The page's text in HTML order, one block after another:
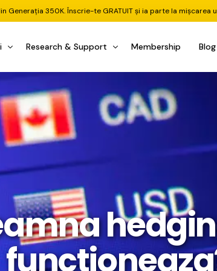
Generația 350K. Înscrie-te GRATUIT și ia parte la mișcarea
Investițional
(DGI & DCF)
& Execuție
Pieței
ETF
Acțiuni
Dive Stocks
Check
Tracking
Mecanice
EA MT5
Research & Support
Pastila Financiară Premium
Risc sau Oportunitate
Q&A LIVE
Comunitate Premium
Chat & Suport Mentor
1 la 1 Mentor
Membership Blog